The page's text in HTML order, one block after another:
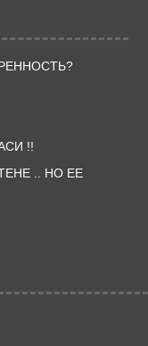
!!
.. НО ЕЕ